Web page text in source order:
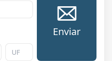
Enviar